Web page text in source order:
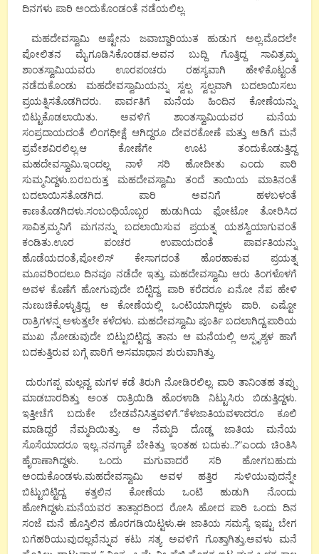
ದಿನಗಳು ಪಾರಿ ಅಂದುಕೊಂಡಂತೆ ನಡೆಯಲಿಲ್ಲ.
ಮಹದೇವಸ್ವಾಮಿ ಅಷ್ಟೇನು ಜವಾಬ್ದಾರಿಯುತ ಹುಡುಗ ಅಲ್ಲ.ಮೊದಲೇ
ಪೋಲಿತನ ಮೈಗೂಡಿಸಿಕೊಂಡವ.ಅವನ ಬುದ್ದಿ ಗೊತ್ತಿದ್ದ ಸಾವಿತ್ರಮ್ಮ
ಶಾಂತಸ್ವಾಮಿಯವರು ಊರಪಂಚರು ರಹಸ್ಯವಾಗಿ ಹೇಳಿಕೊಟ್ಟಂತೆ
ನಡೆದುಕೊಂಡು ಮಹದೇವಸ್ವಾಮಿಯನ್ನು ಸ್ವಲ್ಪ ಸ್ವಲ್ಪವಾಗಿ ಬದಲಾಯಿಸಲು
ಪ್ರಯತ್ನಿಸತೊಡಗಿದರು. ಪಾರ್ವತಿಗೆ ಮನೆಯ ಹಿಂದಿನ ಕೋಣೆಯನ್ನು
ಬಿಟ್ಟುಕೊಡಲಾಯಿತು. ಅವಳಿಗೆ ಶಾಂತಸ್ವಾಮಿಯವರ ಮನೆಯ
ಸಂಪ್ರದಾಯದಂತೆ ಲಿಂಗಧೀಕ್ಷೆ ಆಗಿದ್ದರೂ ದೇವರಕೋಣೆ ಮತ್ತು ಅಡಿಗೆ ಮನೆ
ಪ್ರವೇಶವಿರಲಿಲ್ಲ.ಆ ಕೋಣೆಗೇ ಊಟ ತಂದುಕೊಡುತ್ತಿದ್ದ
ಮಹದೇವಸ್ವಾಮಿ.ಇಂದಲ್ಲ ನಾಳೆ ಸರಿ ಹೋದೀತು ಎಂದು ಪಾರಿ
ಸುಮ್ಮನಿದ್ದಳು.ಬರಬರುತ್ತ ಮಹದೇವಸ್ವಾಮಿ ತಂದೆ ತಾಯಿಯ ಮಾತಿನಂತೆ
ಬದಲಾಯಿಸತೊಡಗಿದ. ಪಾರಿ ಅವನಿಗೆ ಹಳಬಳಂತೆ
ಕಾಣತೊಡಗಿದಳು.ಸಂಬಂಧಿಯೊಬ್ಬರ ಹುಡುಗಿಯ ಫೋಟೋ ತೋರಿಸಿದ
ಸಾವಿತ್ರಮ್ಮನಿಗೆ ಮಗನನ್ನು ಬದಲಾಯಿಸುವ ಪ್ರಯತ್ನ ಯಶಸ್ವಿಯಾಗುವಂತೆ
ಕಂಡಿತು.ಊರ ಪಂಚರ ಉಪಾಯದಂತೆ ಪಾರ್ವತಿಯನ್ನು
ಹೊಡೆಯದಂತೆ,ಪೋಲಿಸ್ ಕೇಸಾಗದಂತೆ ಹೊರಹಾಕುವ ಪ್ರಯತ್ನ
ಮೂವರಿಂದಲೂ ದಿನವೂ ನಡೆದೇ ಇತ್ತು. ಮಹದೇವಸ್ವಾಮಿ ಆರು ತಿಂಗಳೊಳಗೆ
ಅವಳ ಕೊಣೆಗೆ ಹೋಗುವುದೇ ಬಿಟ್ಟಿದ್ದ. ಪಾರಿ ಕರೆದರೂ ಏನೋ ನೆಪ ಹೇಳಿ
ನುಣುಚಿಕೊಳ್ಳುತ್ತಿದ್ದ. ಆ ಕೋಣೆಯಲ್ಲಿ ಒಂಟಿಯಾಗಿದ್ದಳು ಪಾರಿ. ಎಷ್ಟೋ
ರಾತ್ರಿಗಳನ್ನ ಅಳುತ್ತಲೇ ಕಳೆದಳು. ಮಹದೇವಸ್ವಾಮಿ ಪೂರ್ತಿ ಬದಲಾಗಿದ್ದ.ಪಾರಿಯ
ಮುಖ ನೋಡುವುದೇ ಬಿಟ್ಟುಬಿಟ್ಟಿದ್ದ. ತಾನು ಆ ಮನೆಯಲ್ಲಿ ಅಸ್ಪೃಶ್ಯಳ ಹಾಗೆ
ಬದಕುತ್ತಿರುವ ಬಗ್ಗೆ ಪಾರಿಗೆ ಅಸಮಾಧಾನ ಶುರುವಾಗಿತ್ತು.
ದುರುಗಪ್ಪ ಮಲ್ಲವ್ವ ಮಗಳ ಕಡೆ ತಿರುಗಿ ನೋಡಿರಲಿಲ್ಲ. ಪಾರಿ ತಾನಿಂತಹ ತಪ್ಪು
ಮಾಡಬಾರದಿತ್ತು ಅಂತ ರಾತ್ರಿಯಿಡಿ ಹೊರಳಾಡಿ ನಿಟ್ಟುಸಿರು ಬಿಡುತ್ತಿದ್ದಳು.
ಇತ್ತೀಚೆಗೆ ಬದುಕೇ ಬೇಡವೆನಿಸಿತ್ತವಳಿಗೆ.”ಕೆಳಜಾತಿಯವಳಾದರೂ ಕೂಲಿ
ಮಾಡಿದ್ದರೆ ನೆಮ್ಮದಿಯಿತ್ತು. ಆ ನೆಮ್ಮದಿ ದೊಡ್ಡ ಜಾತಿಯ ಮನೆಯ
ಸೊಸೆಯಾದರೂ ಇಲ್ಲ..ನನಗ್ಯಾಕೆ ಬೇಕಿತ್ತು ಇಂತಹ ಬದುಕು..?”ಎಂದು ಚಿಂತಿಸಿ
ಹೈರಾಣಾಗಿದ್ದಳು. ಒಂದು ಮಗುವಾದರೆ ಸರಿ ಹೋಗಬಹುದು
ಅಂದುಕೊಂಡಳು.ಮಹದೇವಸ್ವಾಮಿ ಅವಳ ಹತ್ತಿರ ಸುಳಿಯುವುದನ್ನೇ
ಬಿಟ್ಟುಬಿಟ್ಟಿದ್ದ. ಕತ್ತಲಿನ ಕೋಣೆಯ ಒಂಟಿ ಹುಡುಗಿ ನೊಂದು
ಹೋಗಿದ್ದಳು.ಮನೆಯವರ ತಾತ್ಸಾರದಿಂದ ರೋಸಿ ಹೋದ ಪಾರಿ ಒಂದು ದಿನ
ಸಂಜೆ ಮನೆ ಹೊಸ್ತಿಲಿನ ಹೊರಗಡಿಯಿಟ್ಟಳು.ಈ ಜಾತಿಯ ಸಮಸ್ಯೆ ಇಷ್ಟು ಬೇಗ
ಬಗೆಹರಿಯುವುದಲ್ಲವೆನ್ನುವ ಕಟು ಸತ್ಯ ಅವಳಿಗೆ ಗೊತ್ತಾಗಿತ್ತು.ಅವಳು ಮನೆ